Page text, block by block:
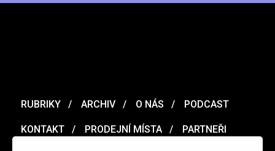
RUBRIKY ARCHIV O NÁS PODCAST
KONTAKT PRODEJNÍ MÍSTA PARTNEŘI